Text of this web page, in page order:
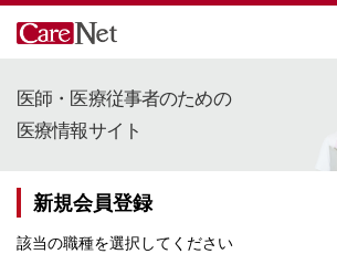
医師・医療従事者のための
医療情報サイト
新規会員登録
該当の職種を選択してください